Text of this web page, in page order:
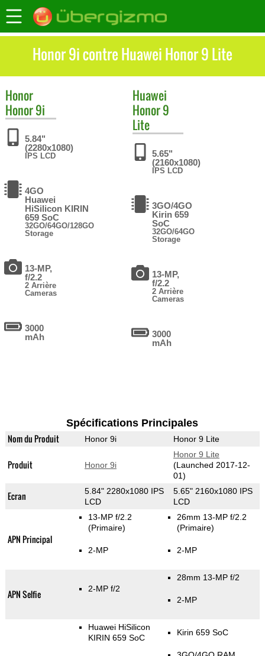
Honor 9i contre Huawei Honor 9 Lite
Honor
Honor 9i
5.84"
(2280x1080)
IPS LCD
4GO
Huawei
HiSilicon KIRIN
659 SoC
32GO/64GO/128GO
Storage
13-MP,
f/2.2
2 Arrière
Cameras
3000
mAh
Huawei
Honor 9
Lite
5.65"
(2160x1080)
IPS LCD
3GO/4GO
Kirin 659
SoC
32GO/64GO
Storage
13-MP,
f/2.2
2 Arrière
Cameras
3000
mAh
Spécifications Principales
Nom du Produit Honor 9i Honor 9 Lite
Produit Honor 9i
Honor 9 Lite
(Launched 2017-12-
01)
Ecran
5.84" 2280x1080 IPS
LCD
5.65" 2160x1080 IPS
LCD
APN Principal
13-MP f/2.2
(Primaire)
2-MP
26mm 13-MP f/2.2
(Primaire)
2-MP
APN Selfie 2-MP f/2
28mm 13-MP f/2
2-MP
Huawei HiSilicon
KIRIN 659 SoC
Kirin 659 SoC